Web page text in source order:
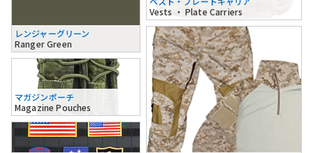
レンジャーグリーン
Ranger Green
Vests ・ Plate Carriers
マガジンポーチ
Magazine Pouches